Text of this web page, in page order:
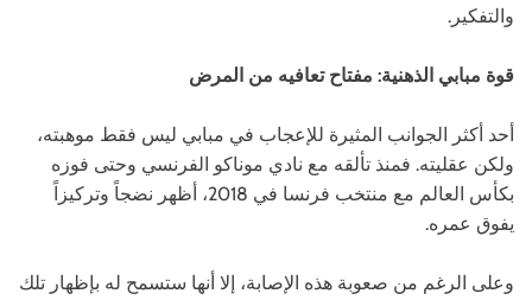
والتفكير.
قوة مبابي الذهنية: مفتاح تعافيه من المرض
أحد أكثر الجوانب المثيرة للإعجاب في مبابي ليس فقط موهبته،
ولكن عقليته. فمنذ تألقه مع نادي موناكو الفرنسي وحتى فوزه
بكأس العالم مع منتخب فرنسا في 2018، أظهر نضجاً وتركيزاً
يفوق عمره.
وعلى الرغم من صعوبة هذه الإصابة، إلا أنها ستسمح له بإظهار تلك